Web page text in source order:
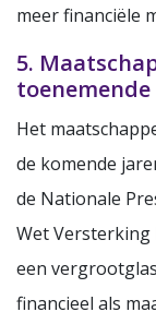
meer financiële
5.
Het
de komende
de Nationale
Wet Versterking
een
financieel als